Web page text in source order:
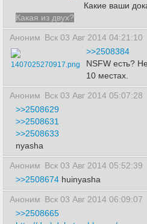
Какие ваши
Какая из двух?
Аноним Вск 03 Авг 2014 04:21:10
1407025270917.png
>>2508384
NSFW есть?
10 местах.
Аноним Вск 03 Авг 2014 05:07:28
>>2508629
>>2508631
>>2508633
nyasha
Аноним Вск 03 Авг 2014 05:52:39
>>2508674 huinyasha
Аноним Вск 03 Авг 2014 06:09:07
>>2508665